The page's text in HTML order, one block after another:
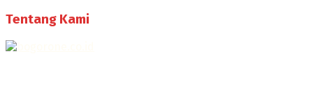
Tentang Kami